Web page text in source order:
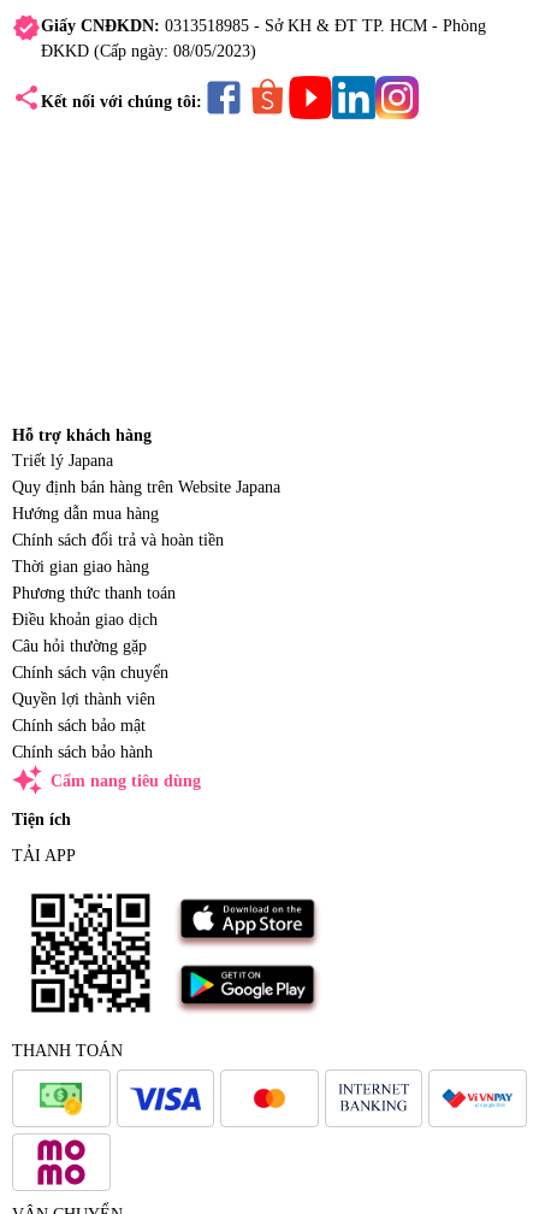
verifiedGiấy CNĐKDN: 0313518985 - Sở KH & ĐT TP. HCM - Phòng
ĐKKD (Cấp ngày: 08/05/2023)
share Kết nối với chúng tôi:
Hỗ trợ khách hàng
Triết lý Japana
Quy định bán hàng trên Website Japana
Hướng dẫn mua hàng
Chính sách đổi trả và hoàn tiền
Thời gian giao hàng
Phương thức thanh toán
Điều khoản giao dịch
Câu hỏi thường gặp
Chính sách vận chuyển
Quyền lợi thành viên
Chính sách bảo mật
Chính sách bảo hành
auto_awesome Cẩm nang tiêu dùng
Tiện ích
TẢI APP
THANH TOÁN